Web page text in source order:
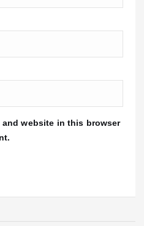
and website in this browser